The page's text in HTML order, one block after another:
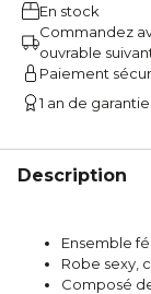
En stock
Commandez
ouvrable
Paiement
1 an de garantie
Description
Ensemble
Robe sexy,
Composé